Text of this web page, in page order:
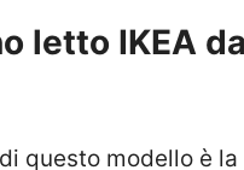
letto IKEA
questo modello è